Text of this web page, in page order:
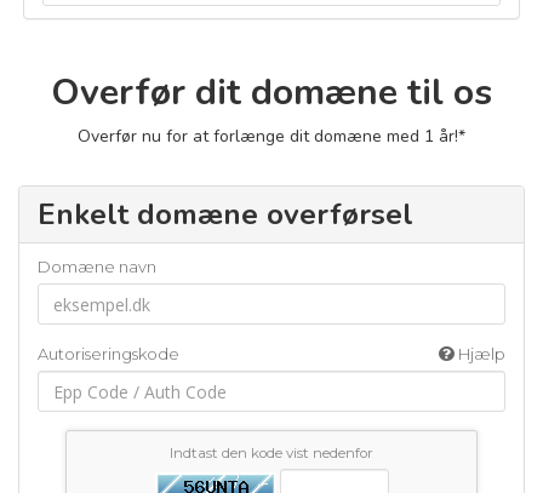
Overfør dit domæne til os
Overfør nu for at forlænge dit domæne med 1 år!*
Enkelt domæne overførsel
Domæne navn
Autoriseringskode Hjælp
Indtast den kode vist nedenfor